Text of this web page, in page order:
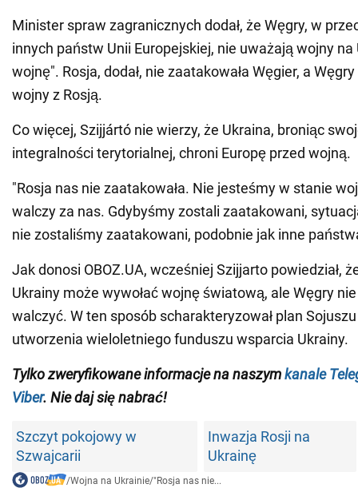
Minister spraw zagranicznych dodał, że Węgry, w
innych państw Unii Europejskiej, nie uważają wojny na
wojnę". Rosja, dodał, nie zaatakowała Węgier, a
wojny z Rosją.
Co więcej, Szijjártó nie wierzy, że Ukraina, broniąc
integralności terytorialnej, chroni Europę przed wojną.
"Rosja nas nie zaatakowała. Nie jesteśmy w stanie
walczy za nas. Gdybyśmy zostali zaatakowani,
nie zostaliśmy zaatakowani, podobnie jak inne
Jak donosi OBOZ.UA, wcześniej Szijjarto powiedział,
Ukrainy może wywołać wojnę światową, ale Węgry
walczyć. W ten sposób scharakteryzował plan
utworzenia wieloletniego funduszu wsparcia Ukrainy.
Tylko zweryfikowane informacje na naszymkanale
Viber. Nie daj się nabrać!
Szczyt pokojowy w
Szwajcarii
Inwazja Rosji na
Ukrainę
/Wojna na Ukrainie/"Rosja nas nie...